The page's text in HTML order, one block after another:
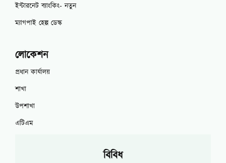
ইন্টারনেট ব্যাংকিং- নতুন
ম্যাগপাই হেল্প ডেস্ক
লোকেশন
প্রধান কার্যালয়
শাখা
উপশাখা
এটিএম
বিবিধ